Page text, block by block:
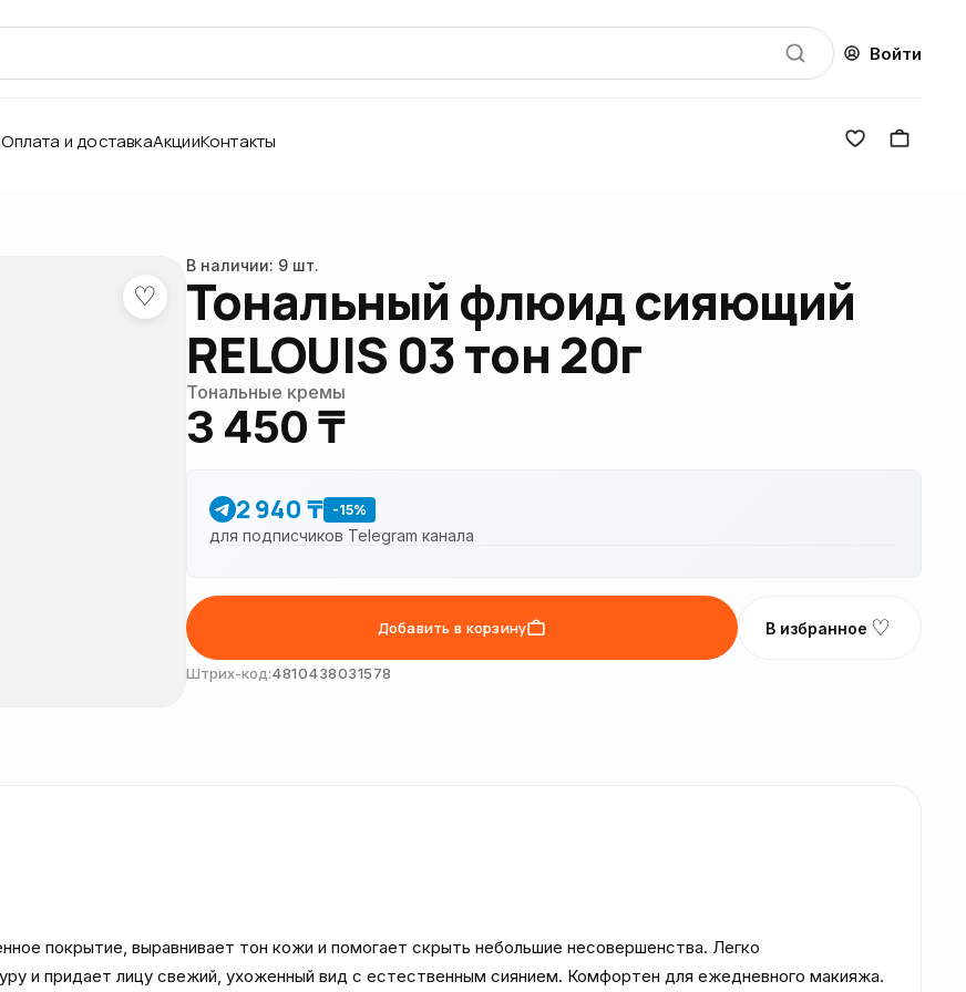
Войти
Оплата и доставкаАкцииКонтакты
♡
В наличии: 9 шт.
Тональный флюид сияющий
RELOUIS 03 тон 20г
Тональные кремы
3 450 ₸
2 940 ₸ -15%
для подписчиков Telegram канала
Добавить в корзину В избранное ♡
Штрих-код:4810438031578
покрытие, выравнивает тон кожи и помогает скрыть небольшие несовершенства. Легко
и придает лицу свежий, ухоженный вид с естественным сиянием. Комфортен для ежедневного макияжа.